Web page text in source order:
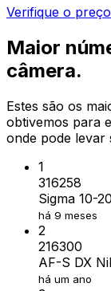
Verifique o
Maior
câmera.
Estes são os
obtivemos para
onde pode levar
1
316258
Sigma 10-
há 9 meses
2
216300
AF-S DX
há um ano